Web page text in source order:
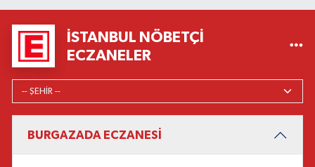
İSTANBUL NÖBETÇI
ECZANELER
BURGAZADA ECZANESİ